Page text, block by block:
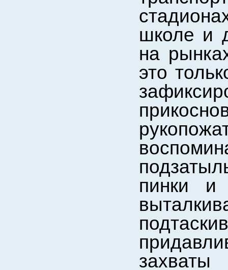
школе и
на
это
пинки и